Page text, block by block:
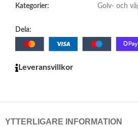
Kategorier: Golv- och
Dela:
Leveransvillkor
YTTERLIGARE INFORMATION